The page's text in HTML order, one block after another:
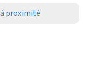
proximité